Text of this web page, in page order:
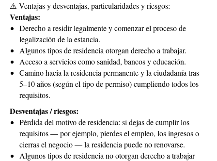
⚠️ Ventajas y desventajas, particularidades y riesgos:
Ventajas:
Derecho a residir legalmente y comenzar el proceso de
legalización de la estancia.
Algunos tipos de residencia otorgan derecho a trabajar.
Acceso a servicios como sanidad, bancos y educación.
Camino hacia la residencia permanente y la ciudadanía tras
5–10 años (según el tipo de permiso) cumpliendo todos los
requisitos.
Desventajas / riesgos:
Pérdida del motivo de residencia: si dejas de cumplir los
requisitos — por ejemplo, pierdes el empleo, los ingresos o
cierras el negocio — la residencia puede no renovarse.
Algunos tipos de residencia no otorgan derecho a trabajar